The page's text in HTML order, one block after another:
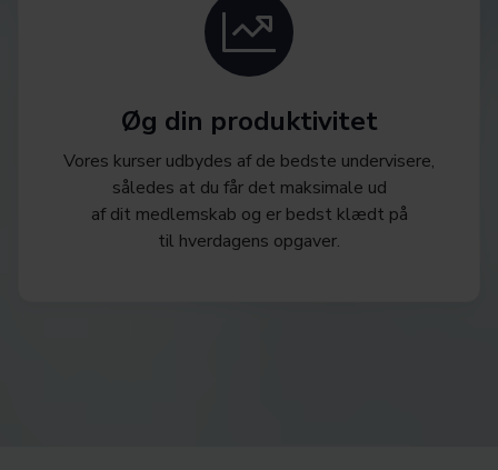
Øg din produktivitet
Vores kurser udbydes af de bedste undervisere,
således at du får det maksimale ud
af dit medlemskab og er bedst klædt på
til hverdagens opgaver.